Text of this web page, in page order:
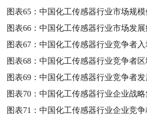
图表65：中国化工传感器行业市场规
图表66：中国化工传感器行业市场发
图表67：中国化工传感器行业竞争者入
图表68：中国化工传感器行业竞争者区
图表69：中国化工传感器行业竞争者
图表70：中国化工传感器行业企业战
图表71：中国化工传感器行业企业竞